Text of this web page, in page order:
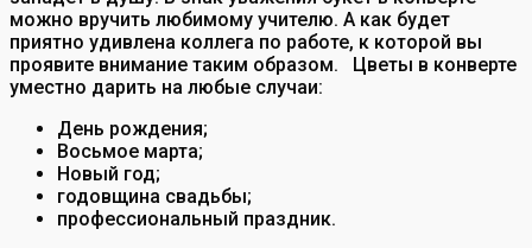
можно вручить любимому учителю. А как будет
приятно удивлена коллега по работе, к которой вы
проявите внимание таким образом.
Цветы в конверте
уместно дарить на любые случаи:
День рождения;
Восьмое марта;
Новый год;
годовщина свадьбы;
профессиональный праздник.